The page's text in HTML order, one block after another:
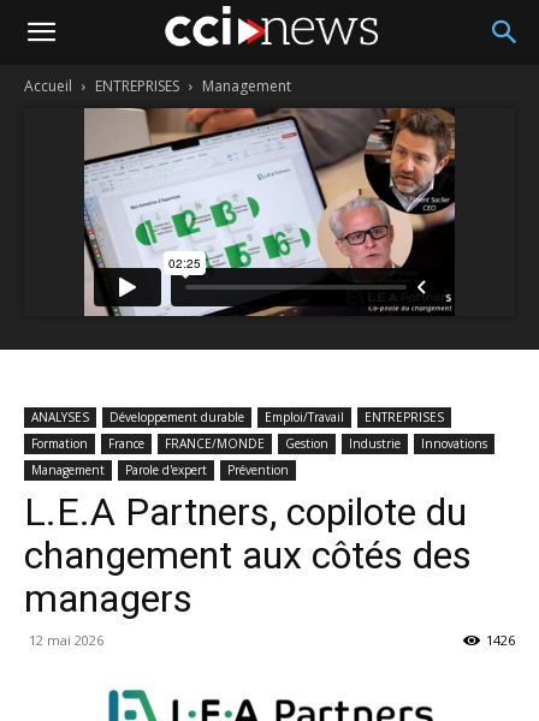
Accueil ENTREPRISES Management
ANALYSES Développement durable Emploi/Travail
ENTREPRISES
Formation
France FRANCE/MONDE Gestion Industrie
Innovations
Management
Parole d'expert Prévention
L.E.A Partners, copilote du
changement aux côtés des
managers
12 mai 2026 1426